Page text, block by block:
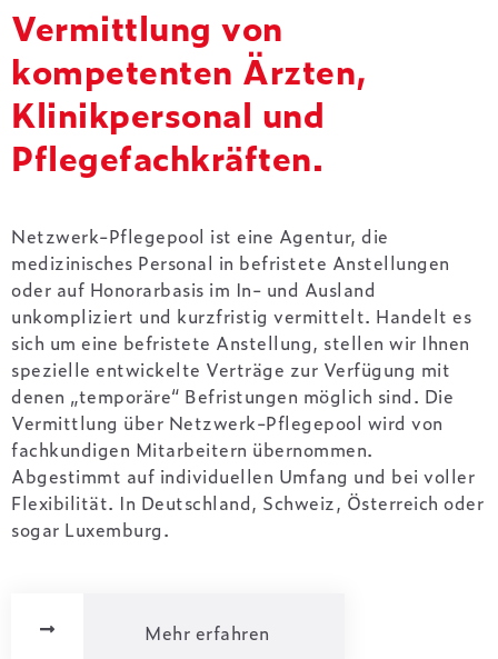
Vermittlung von
kompetenten Ärzten,
Klinikpersonal und
Pflegefachkräften.
Netzwerk-Pflegepool ist eine Agentur, die
medizinisches Personal in befristete Anstellungen
oder auf Honorarbasis im In- und Ausland
unkompliziert und kurzfristig vermittelt. Handelt es
sich um eine befristete Anstellung, stellen wir Ihnen
spezielle entwickelte Verträge zur Verfügung mit
denen „temporäre“ Befristungen möglich sind. Die
Vermittlung über Netzwerk-Pflegepool wird von
fachkundigen Mitarbeitern übernommen.
Abgestimmt auf individuellen Umfang und bei voller
Flexibilität. In Deutschland, Schweiz, Österreich oder
sogar Luxemburg.
Mehr erfahren